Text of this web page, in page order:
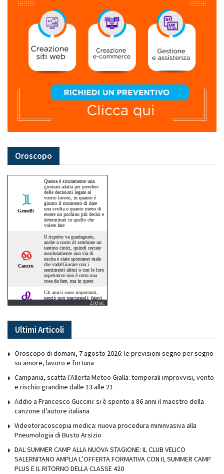
Oroscopo
Zodiac
Ultimi Articoli
Oroscopo di domani, 7 agosto 2026: le previsioni segno per segno
su amore, lavoro e fortuna
Campania, scatta l’Allerta Meteo Gialla: temporali improvvisi, vento
e rischio grandine dalle 13 alle 21
Addio a Francesco Guccini: si è spento a 86 anni il maestro della
canzone d’autore italiana
Videotoracoscopia medica: nuova procedura mininvasiva alla
Pneumologia di Busto Arsizio
DAL SUMMER CAMP ALLA NUOVA STAGIONE: IL CLUB VELICO
SALERNITANO AMPLIA L’OFFERTA FORMATIVA CON IL SUMMER CAMP
PLUS E IL RITORNO DELLA CLASSE 420